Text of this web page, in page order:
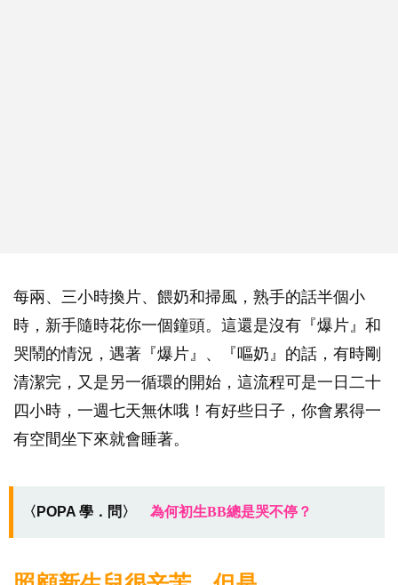
每兩、三小時換片、餵奶和掃風，熟手的話半個小
時，新手隨時花你一個鐘頭。這還是沒有『爆片』和
哭鬧的情況，遇著『爆片』、『嘔奶』的話，有時剛
清潔完，又是另一循環的開始，這流程可是一日二十
四小時，一週七天無休哦！有好些日子，你會累得一
有空間坐下來就會睡著。
〈POPA 學．問〉 為何初生BB總是哭不停？